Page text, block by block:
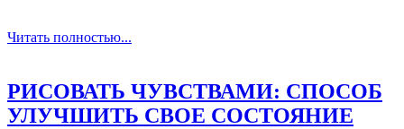
Читать полностью...
РИСОВАТЬ ЧУВСТВАМИ: СПОСОБ
УЛУЧШИТЬ СВОЕ СОСТОЯНИЕ